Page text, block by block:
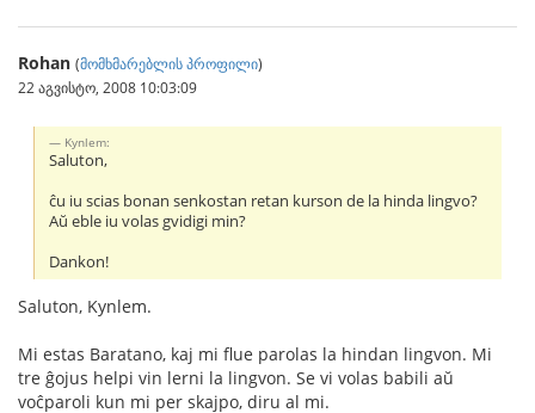
Rohan (მომხმარებლის პროფილი)
22 აგვისტო, 2008 10:03:09
Kynlem:
Saluton,
ĉu iu scias bonan senkostan retan kurson de la hinda lingvo?
Aŭ eble iu volas gvidigi min?
Dankon!
Saluton, Kynlem.
Mi estas Baratano, kaj mi flue parolas la hindan lingvon. Mi
tre ĝojus helpi vin lerni la lingvon. Se vi volas babili aŭ
voĉparoli kun mi per skajpo, diru al mi.